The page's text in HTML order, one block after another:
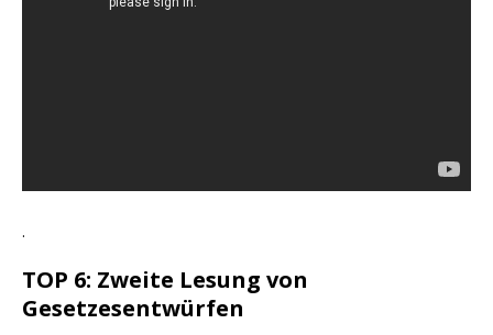
.
TOP 6: Zweite Lesung von
Gesetzesentwürfen